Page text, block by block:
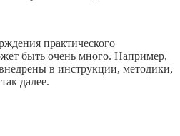
практического
быть очень много. Например,
в инструкции, методики,
далее.